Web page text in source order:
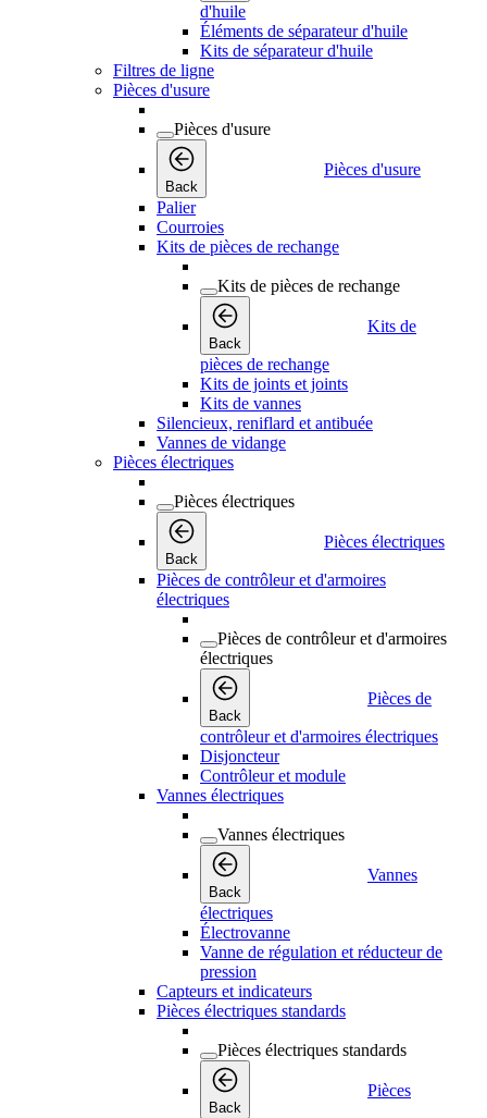
d'huile
Éléments de séparateur d'huile
Kits de séparateur d'huile
Filtres de ligne
Pièces d'usure
Pièces d'usure
Back
Pièces d'usure
Palier
Courroies
Kits de pièces de rechange
Kits de pièces de rechange
Back
Kits de
pièces de rechange
Kits de joints et joints
Kits de vannes
Silencieux, reniflard et antibuée
Vannes de vidange
Pièces électriques
Pièces électriques
Back
Pièces électriques
Pièces de contrôleur et d'armoires
électriques
Pièces de contrôleur et d'armoires
électriques
Back
Pièces de
contrôleur et d'armoires électriques
Disjoncteur
Contrôleur et module
Vannes électriques
Vannes électriques
Back
Vannes
électriques
Électrovanne
Vanne de régulation et réducteur de
pression
Capteurs et indicateurs
Pièces électriques standards
Pièces électriques standards
Back
Pièces